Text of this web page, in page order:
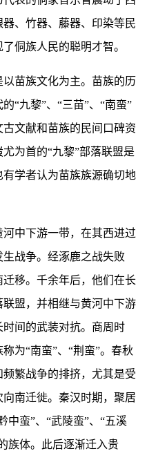
、竹器、藤器、印染等民
侗族人民的聪明才智。
苗族文化为主。苗族的历
“九黎”、“三苗”、“南蛮”
文献和苗族的民间口碑资
为首的“九黎”部落联盟是
学者认为苗族族源确切地
中下游一带，在其西进过
战争。经涿鹿之战失败
移。千余年后，他们在长
盟，并相继与黄河中下游
间的武装对抗。商周时
为“南蛮”、“荆蛮”。春秋
繁战争的排挤，尤其是受
南迁徙。秦汉时期，聚居
中蛮”、“武陵蛮”、“五溪
族体。此后逐渐迁入贵